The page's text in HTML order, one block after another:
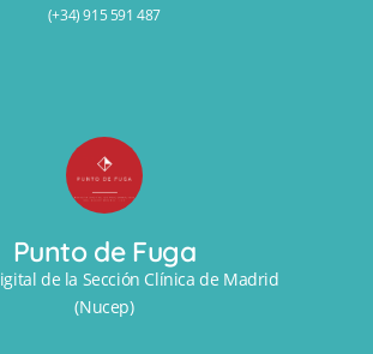
(+34) 915 591 487
Punto de Fuga
de la Sección Clínica de Madrid
(Nucep)